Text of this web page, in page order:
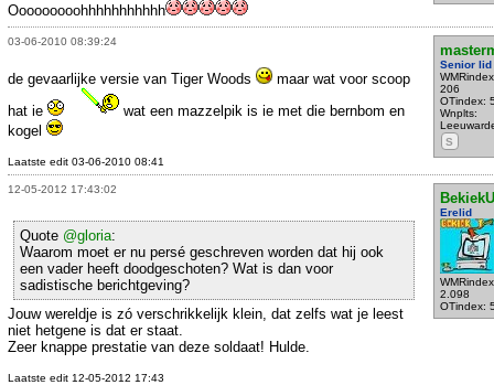
Ooooooooohhhhhhhhhhh
03-06-2010 08:39:24
Senior lid
206
OTindex:
Wnplts:
S
de gevaarlijke versie van Tiger Woods
maar wat voor scoop
hat ie
wat een mazzelpik is ie met die bernbom en
kogel
Laatste edit 03-06-2010 08:41
12-05-2012 17:43:02
Erelid
2.098
OTindex:
Quote @gloria:
Waarom moet er nu persé geschreven worden dat hij ook
een vader heeft doodgeschoten? Wat is dan voor
sadistische berichtgeving?
Jouw wereldje is zó verschrikkelijk klein, dat zelfs wat je leest
niet hetgene is dat er staat.
Zeer knappe prestatie van deze soldaat! Hulde.
Laatste edit 12-05-2012 17:43